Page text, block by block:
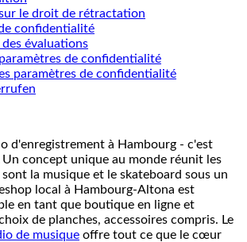
le droit de rétractation
confidentialité
évaluations
de confidentialité
paramètres de confidentialité
d'enregistrement à Hambourg - c'est
concept unique au monde réunit les
la musique et le skateboard sous un
local à Hambourg-Altona est
en tant que boutique en ligne et
de planches, accessoires compris. Le
de musique offre tout ce que le cœur